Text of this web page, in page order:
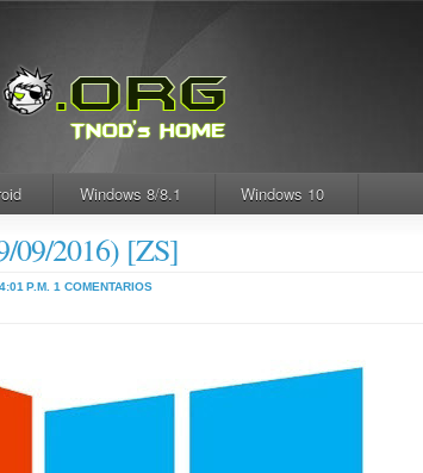
Windows 8/8.1 Windows 10
09/2016) [ZS]
4:01 P.M. 1 COMENTARIOS